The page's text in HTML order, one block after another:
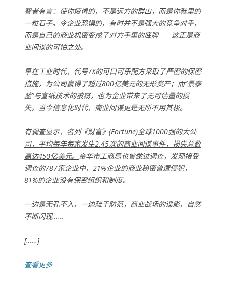
智者有言：使你疲倦的，不是远方的群山，而是你鞋里的
一粒石子。令企业恐惧的，有时并不是强大的竞争对手，
而是自己的商业机密变成了对方手里的底牌——这正是商
业间谍的可怕之处。
早在工业时代，代号7X的可口可乐配方采取了严密的保密
措施，为公司赢得了超过800亿美元的无形资产；而“景泰
蓝”与宣纸技术的被窃，也为企业带来了无可估量的损
失。当今信息化时代，商业间谍更是无所不用其极。
有调查显示，名列《财富》(Fortune)全球1000强的大公
司，平均每年每家发生2.45次的商业间谍事件，损失总数
高达450亿美元。 金华市工商局也曾做过调查，发现接受
调查的787家企业中，21%企业的商业秘密曾遭侵犯，
81%的企业没有保密组织和制度。
一边是无孔不入，一边疏于防范，商业战场的谍影，自然
不断闪现……
[……]
查看更多